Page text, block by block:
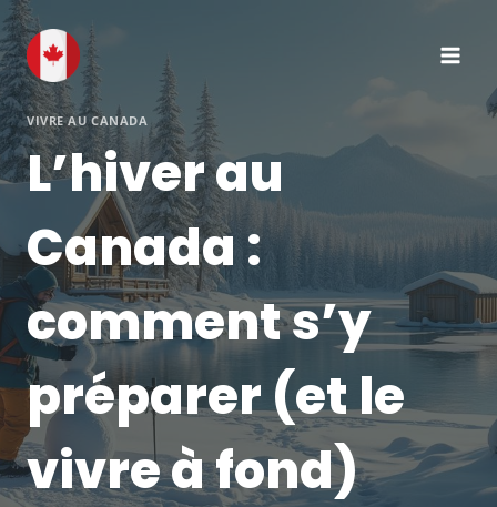
Aller
au
contenu
VIVRE AU CANADA
L’hiver au
Canada :
comment s’y
préparer (et le
vivre à fond)